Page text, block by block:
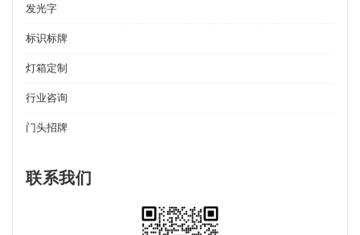
发光字
标识标牌
灯箱定制
行业咨询
门头招牌
联系我们